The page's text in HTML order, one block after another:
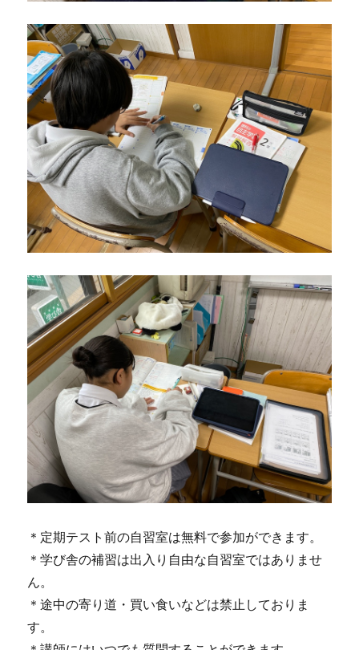
＊定期テスト前の自習室は無料で参加ができます。
＊学び舎の補習は出入り自由な自習室ではありませ
ん。
＊途中の寄り道・買い食いなどは禁止しておりま
す。